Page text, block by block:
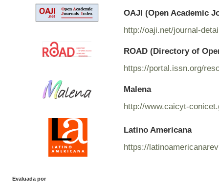
OAJI (Open Academic
http://oaji.net/journal-
ROAD (Directory of
https://portal.issn.org/
Malena
http://www.caicyt-
Latino Americana
https://
Evaluada por